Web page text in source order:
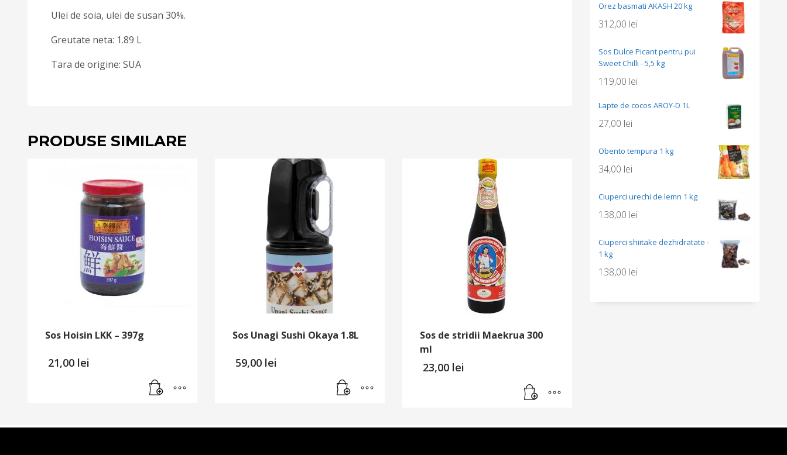
Ulei de soia, ulei de susan 30%.
Greutate neta: 1.89 L
Tara de origine: SUA
PRODUSE SIMILARE
Sos Hoisin LKK – 397g
21,00 lei
Sos Unagi Sushi Okaya 1.8L
59,00 lei
Sos de stridii Maekrua 300
ml
23,00 lei
Orez basmati AKASH 20 kg
312,00 lei
Sos Dulce Picant pentru pui
Sweet Chilli - 5,5 kg
119,00 lei
Lapte de cocos AROY-D 1L
27,00 lei
Obento tempura 1 kg
34,00 lei
Ciuperci urechi de lemn 1 kg
138,00 lei
Ciuperci shiitake dezhidratate -
1 kg
138,00 lei